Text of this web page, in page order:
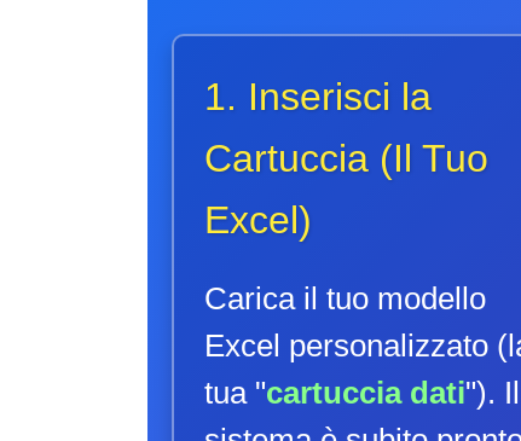
1. Inserisci la
Cartuccia (Il Tuo
Excel)
Carica il tuo modello
Excel personalizzato
tua "cartuccia dati"). Il